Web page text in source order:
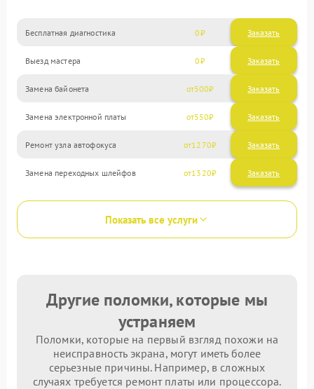
Бесплатная диагностика 0 Заказать
Выезд мастера 0 Заказать
Замена байонета 500
Замена электронной платы 550
Ремонт узла автофокуса 1270
Замена переходных шлейфов 1320
Показать все услуги
Другие поломки, которые мы
устраняем
Поломки, которые на первый взгляд похожи на
неисправность экрана, могут иметь более
серьезные причины. Например, в сложных
случаях требуется ремонт платы или процессора.